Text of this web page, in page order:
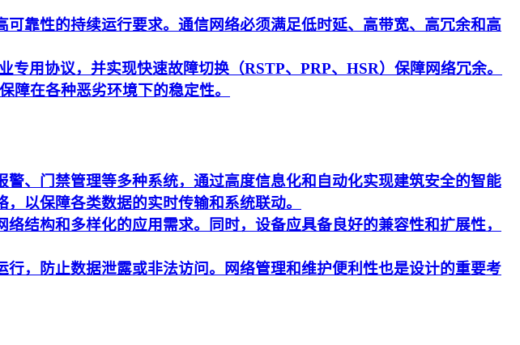
靠性的持续运行要求。通信网络必须满足低时延、高带宽、高冗余和高
用协议，并实现快速故障切换（RSTP、PRP、HSR）保障网络冗余。
障在各种恶劣环境下的稳定性。
、门禁管理等多种系统，通过高度信息化和自动化实现建筑安全的智能
以保障各类数据的实时传输和系统联动。
结构和多样化的应用需求。同时，设备应具备良好的兼容性和扩展性，
，防止数据泄露或非法访问。网络管理和维护便利性也是设计的重要考